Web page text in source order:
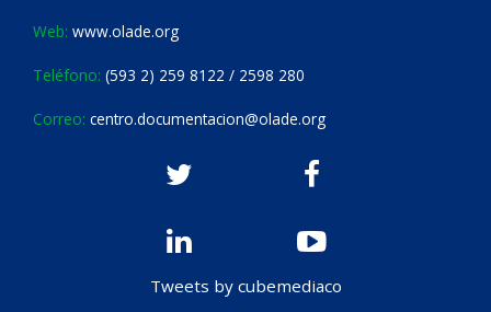
Web: www.olade.org
Teléfono: (593 2) 259 8122 / 2598 280
Correo: centro.documentacion@olade.org
Tweets by cubemediaco